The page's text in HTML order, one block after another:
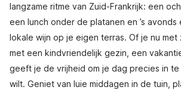
langzame ritme van Zuid-Frankrijk: een
een lunch onder de platanen en ’s avonds
lokale wijn op je eigen terras. Of je nu
met een kindvriendelijk gezin, een
geeft je de vrijheid om je dag precies in
wilt. Geniet van luie middagen in de tuin,